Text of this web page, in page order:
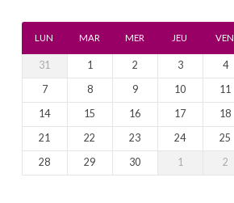
LUN MAR MER JEU VEN
31 1 2 3 4
7
8 9 10 11
14
15 16 17 18
21
22 23 24 25
28
29 30 1 2